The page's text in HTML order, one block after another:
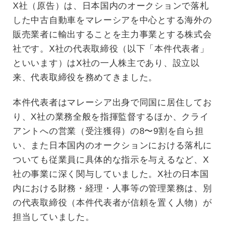
X社（原告）は、日本国内のオークションで落札
した中古自動車をマレーシアを中心とする海外の
販売業者に輸出することを主力事業とする株式会
社です。X社の代表取締役（以下「本件代表者」
といいます）はX社の一人株主であり、設立以
来、代表取締役を務めてきました。
本件代表者はマレーシア出身で同国に居住してお
り、X社の業務全般を指揮監督するほか、クライ
アントへの営業（受注獲得）の8〜9割を自ら担
い、また日本国内のオークションにおける落札に
ついても従業員に具体的な指示を与えるなど、X
社の事業に深く関与していました。X社の日本国
内における財務・経理・人事等の管理業務は、別
の代表取締役（本件代表者が信頼を置く人物）が
担当していました。